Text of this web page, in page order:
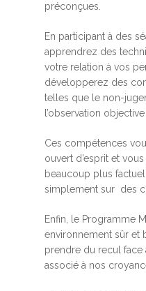
préconçues.
En participant à des
apprendrez des
votre relation à vos
développerez des
telles que le non-
l’observation
Ces compétences
ouvert d’esprit et
beaucoup plus
simplement sur des
Enfin, le Programme
environnement sûr et
prendre du recul face
associé à nos